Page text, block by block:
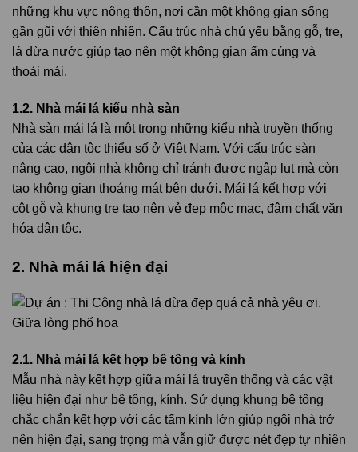
những khu vực nông thôn, nơi cần một không gian sống
gần gũi với thiên nhiên. Cấu trúc nhà chủ yếu bằng gỗ, tre,
lá dừa nước giúp tạo nên một không gian ấm cúng và
thoải mái.
1.2. Nhà mái lá kiểu nhà sàn
Nhà sàn mái lá là một trong những kiểu nhà truyền thống
của các dân tộc thiểu số ở Việt Nam. Với cấu trúc sàn
nâng cao, ngôi nhà không chỉ tránh được ngập lụt mà còn
tạo không gian thoáng mát bên dưới. Mái lá kết hợp với
cột gỗ và khung tre tạo nên vẻ đẹp mộc mạc, đậm chất văn
hóa dân tộc.
2. Nhà mái lá hiện đại
2.1. Nhà mái lá kết hợp bê tông và kính
Mẫu nhà này kết hợp giữa mái lá truyền thống và các vật
liệu hiện đại như bê tông, kính. Sử dụng khung bê tông
chắc chắn kết hợp với các tấm kính lớn giúp ngôi nhà trở
nên hiện đại, sang trọng mà vẫn giữ được nét đẹp tự nhiên